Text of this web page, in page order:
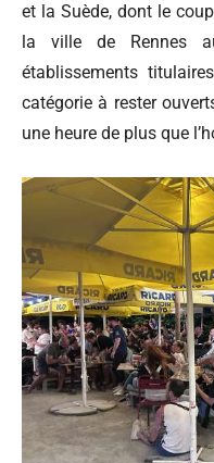
et la Suède, dont le
la ville de Rennes
établissements
catégorie à rester
une heure de plus que